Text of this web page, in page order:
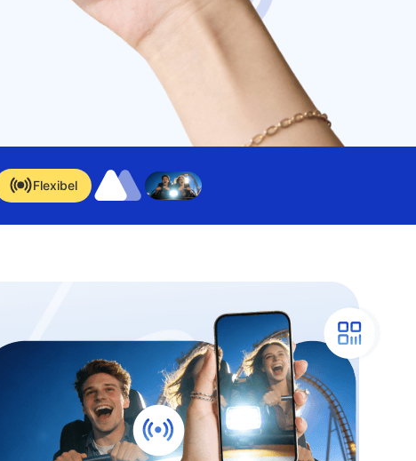
Flexibel